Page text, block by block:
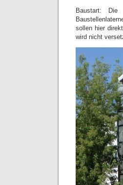
Baustart:
sollen hier
wird nicht